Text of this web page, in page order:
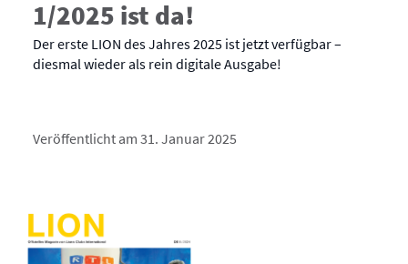
1/2025 ist da!
Der erste LION des Jahres 2025 ist jetzt verfügbar –
diesmal wieder als rein digitale Ausgabe!
Veröffentlicht am 31. Januar 2025